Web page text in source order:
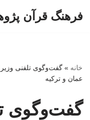
فرهنگ قرآن
خانه » گفت‌وگوی تلفنی
عمان و ترکیه
گفت‌وگوی